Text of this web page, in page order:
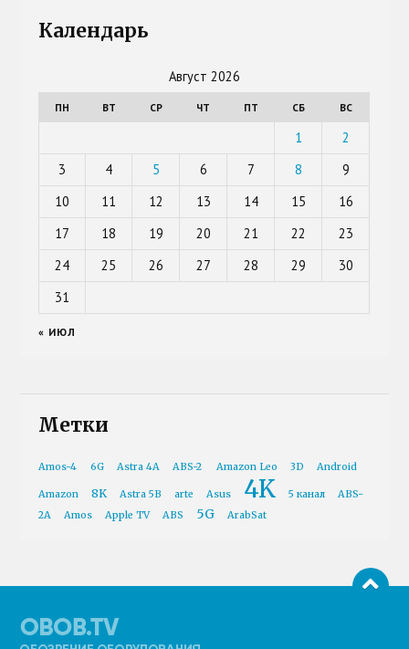
Календарь
Август 2026
ПН ВТ СР ЧТ ПТ СБ ВС
1
2
3
4 5 6 7 8
9
10
11 12 13 14 15
16
17
18 19 20 21 22
23
24
25 26 27 28 29
30
31
« ИЮЛ
Метки
Amos-4 6G Astra 4A ABS-2 Amazon Leo 3D Android
Amazon 8K Astra 5B arte Asus 4K 5 канал
ABS-
2A
Amos Apple TV ABS 5G ArabSat